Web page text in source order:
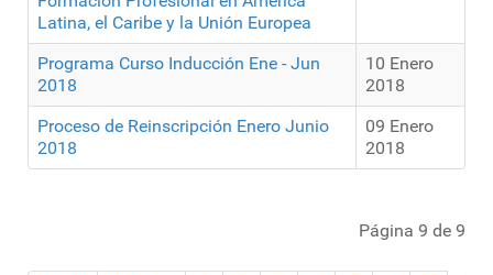
Latina, el Caribe y la Unión Europea
Programa Curso Inducción Ene - Jun
2018
10 Enero
2018
Proceso de Reinscripción Enero Junio
2018
09 Enero
2018
Página 9 de 9